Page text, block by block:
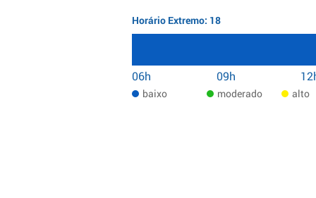
Horário Extremo: 18
06h 09h
baixo moderado alto